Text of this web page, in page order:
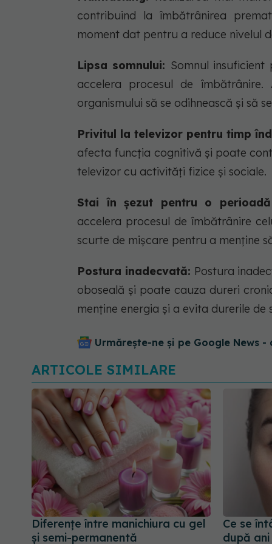
contribuind la îmbătrânirea
moment dat pentru a reduce nivelul
Lipsa somnului: Somnul
accelera procesul de
organismului să se odihnească și să
Privitul la televizor pentru timp
afecta funcția cognitivă și poate
televizor cu activități fizice și sociale.
Stai în șezut pentru o perioadă
accelera procesul de îmbătrânire
scurte de mișcare pentru a menține
Postura inadecvată: Postura
oboseală și poate cauza dureri
menține energia și a evita durerile de
Urmărește-ne și pe Google News -
ARTICOLE SIMILARE
Diferențe între manichiura cu gel
și semi-permanentă
Ce se
după